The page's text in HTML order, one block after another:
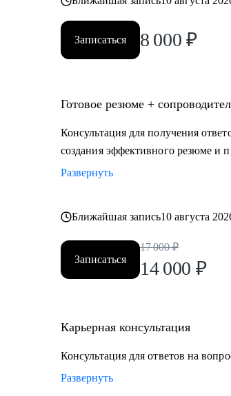
Записаться 8 000 ₽
Готовое резюме +
Консультация для получения
создания эффективного резюме и
Развернуть
Ближайшая запись10 августа
Записаться
17 000 ₽
14 000 ₽
Карьерная консультация
Консультация для ответов на
Развернуть